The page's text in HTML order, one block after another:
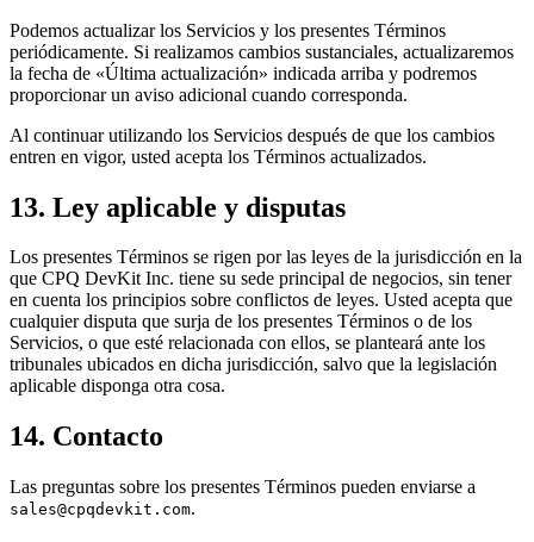
Podemos actualizar los Servicios y los presentes Términos
periódicamente. Si realizamos cambios sustanciales, actualizaremos
la fecha de «Última actualización» indicada arriba y podremos
proporcionar un aviso adicional cuando corresponda.
Al continuar utilizando los Servicios después de que los cambios
entren en vigor, usted acepta los Términos actualizados.
13. Ley aplicable y disputas
Los presentes Términos se rigen por las leyes de la jurisdicción en la
que CPQ DevKit Inc. tiene su sede principal de negocios, sin tener
en cuenta los principios sobre conflictos de leyes. Usted acepta que
cualquier disputa que surja de los presentes Términos o de los
Servicios, o que esté relacionada con ellos, se planteará ante los
tribunales ubicados en dicha jurisdicción, salvo que la legislación
aplicable disponga otra cosa.
14. Contacto
Las preguntas sobre los presentes Términos pueden enviarse a
sales@cpqdevkit.com.